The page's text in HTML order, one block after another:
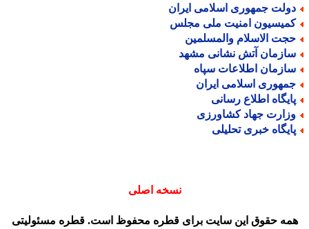
جمهوری اسلامی ایران
امنیت ملی مجلس
الاسلام والمسلمین
آتش نشانی مشهد
اطلاعات سپاه
اسلامی ایران
اطلاع رسانی
جهاد کشاورزی
خبری تحلیلی
نسخه اصلی
حقوق این سایت برای قطره محفوظ است. قطره مسئولیتی